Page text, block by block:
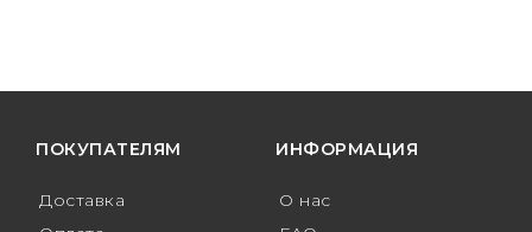
ПОКУПАТЕЛЯМ
Доставка
ИНФОРМАЦИЯ
О нас